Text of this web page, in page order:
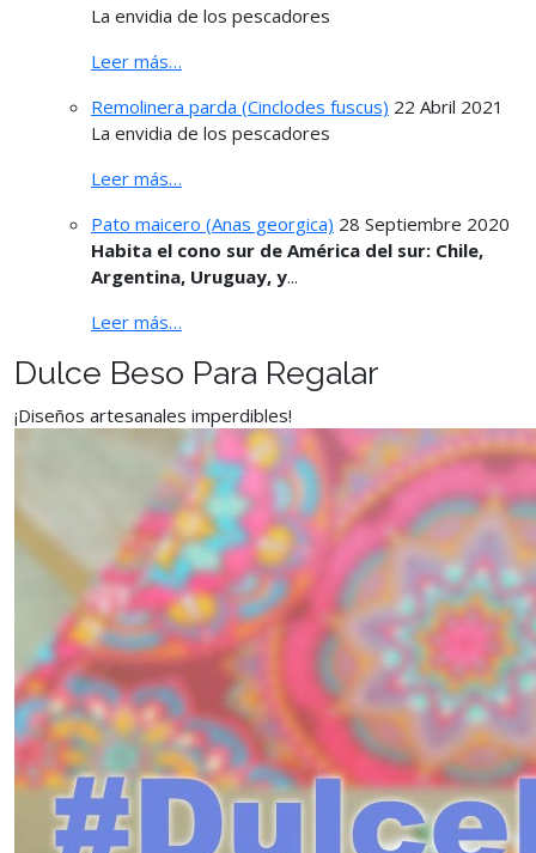
La envidia de los pescadores
Leer más…
Remolinera parda (Cinclodes fuscus) 22 Abril 2021
La envidia de los pescadores
Leer más…
Pato maicero (Anas georgica) 28 Septiembre 2020
Habita el cono sur de América del sur: Chile,
Argentina, Uruguay, y...
Leer más…
Dulce Beso Para Regalar
¡Diseños artesanales imperdibles!